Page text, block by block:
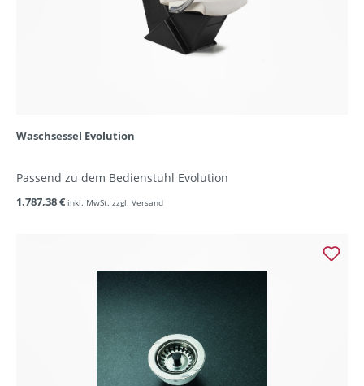
Waschsessel Evolution
Passend zu dem Bedienstuhl Evolution
1.787,38 € inkl. MwSt. zzgl. Versand